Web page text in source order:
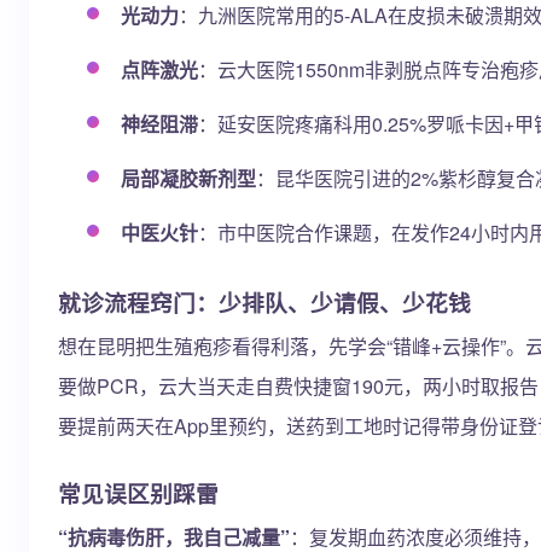
光动力：九洲医院常用的5-ALA在皮损未破溃期
点阵激光：云大医院1550nm非剥脱点阵专治疱
神经阻滞：延安医院疼痛科用0.25%罗哌卡因+
局部凝胶新剂型：昆华医院引进的2%紫杉醇复
中医火针：市中医院合作课题，在发作24小时
就诊流程窍门：少排队、少请假、少花钱
想在昆明把生殖疱疹看得利落，先学会“错峰+云操作”
要做PCR，云大当天走自费快捷窗190元，两小时取报
要提前两天在App里预约，送药到工地时记得带身份证
常见误区别踩雷
“抗病毒伤肝，我自己减量”：复发期血药浓度必须维持